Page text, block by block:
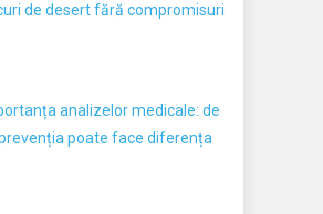
de desert fără compromisuri
analizelor medicale: de
poate face diferența